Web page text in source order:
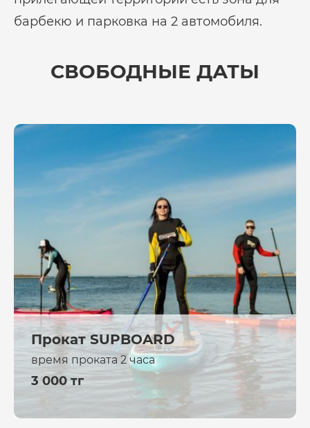
барбекю и парковка на 2 автомобиля.
СВОБОДНЫЕ ДАТЫ
Прокат SUPBOARD
время проката 2 часа
3 000 тг